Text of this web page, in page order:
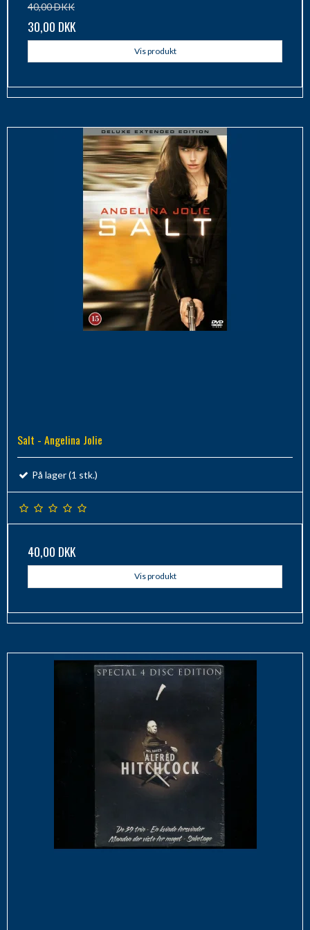
40,00 DKK
30,00 DKK
Vis produkt
Salt - Angelina Jolie
På lager (1 stk.)
40,00 DKK
Vis produkt